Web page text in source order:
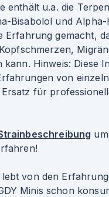
enthält u.a. die
Bisabolol und Alpha-
Erfahrung gemacht,
kann. Hinweis: Diese
von
für
von den
Minis schon